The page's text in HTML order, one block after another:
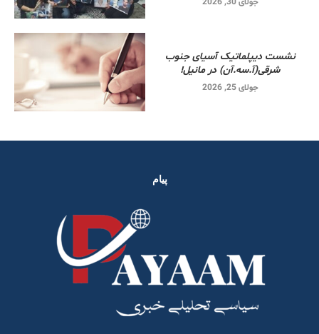
نشست دیپلماتیک آسیای جنوب
شرقی‌(آ.سه.آن) در مانیل!
جولای 25, 2026
پیام